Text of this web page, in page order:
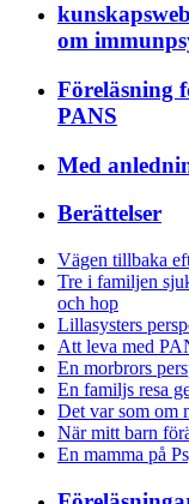
om
Föreläsning
PANS
Med
Berättelser
Vägen tillbaka
Tre i familjen
och hop
Lillasysters
Att leva med
En morbrors
En familjs resa
Det var som om
När mitt barn
En mamma på